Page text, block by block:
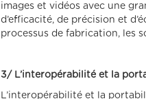
images et vidéos avec une
d’efficacité, de précision et
processus de fabrication, les
3/ L’interopérabilité et la
L’interopérabilité et la